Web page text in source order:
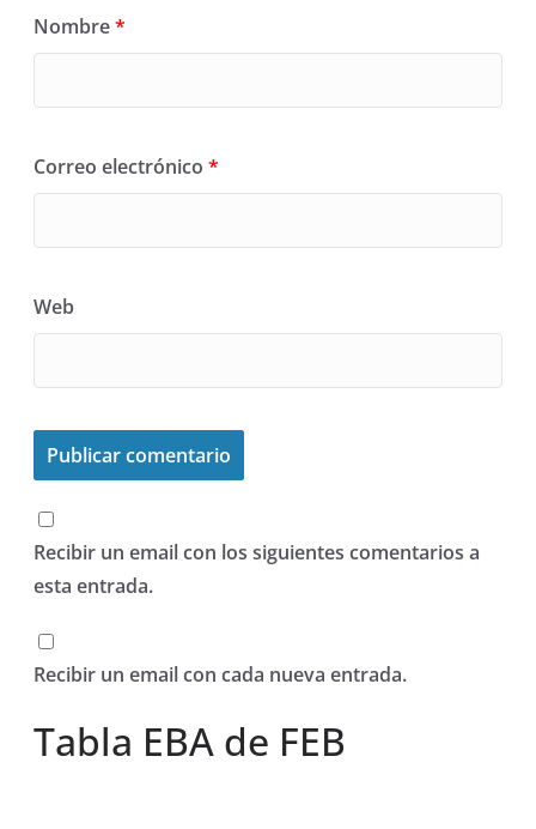
Nombre*
Correo electrónico*
Web
Recibir un email con los siguientes comentarios a
esta entrada.
Recibir un email con cada nueva entrada.
Tabla EBA de FEB